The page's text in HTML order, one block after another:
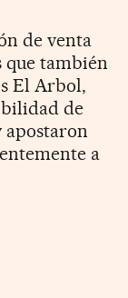
de venta
que también
El Arbol,
de
apostaron
a